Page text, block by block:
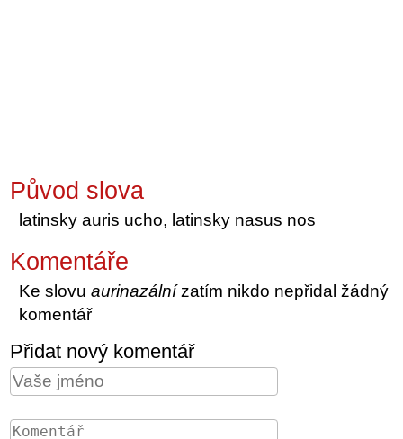
Původ slova
latinsky auris ucho, latinsky nasus nos
Komentáře
Ke slovuaurinazálnízatím nikdo nepřidal žádný
komentář
Přidat nový komentář